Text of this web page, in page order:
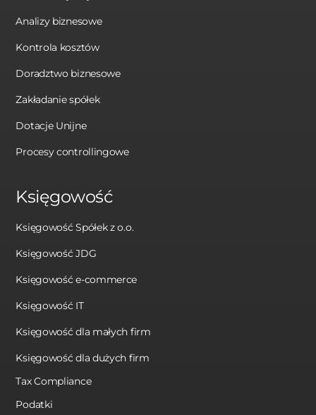
Analizy biznesowe
Kontrola kosztów
Doradztwo biznesowe
Zakładanie spółek
Dotacje Unijne
Procesy controllingowe
Księgowość
Księgowość Spółek z o.o.
Księgowość JDG
Księgowość e-commerce
Księgowość IT
Księgowość dla małych firm
Księgowość dla dużych firm
Tax Compliance
Podatki